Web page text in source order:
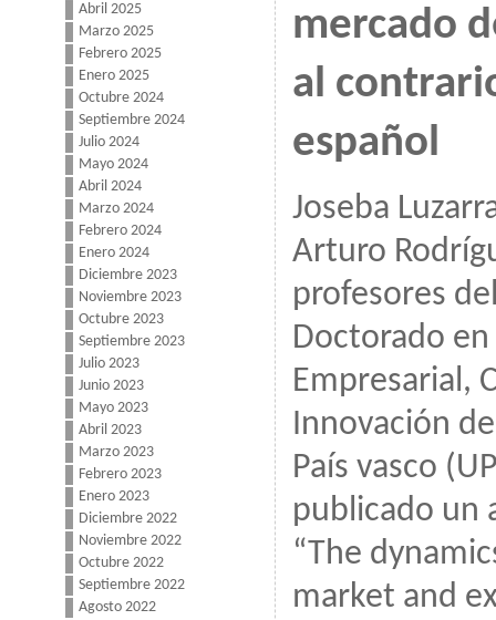
Abril 2025
Marzo 2025
Febrero 2025
Enero 2025
Octubre 2024
Septiembre 2024
Julio 2024
Mayo 2024
Abril 2024
Marzo 2024
Febrero 2024
Enero 2024
Diciembre 2023
Noviembre 2023
Octubre 2023
Septiembre 2023
Julio 2023
Junio 2023
Mayo 2023
Abril 2023
Marzo 2023
Febrero 2023
Enero 2023
Diciembre 2022
Noviembre 2022
Octubre 2022
Septiembre 2022
Agosto 2022
mercado
al
español
Joseba
Arturo
profesores
Doctorado
Empresarial,
Innovación
País vasco
publicado un
“The
market and